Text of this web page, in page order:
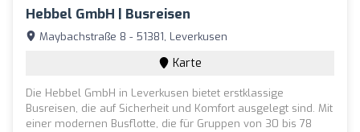
Hebbel GmbH | Busreisen
Maybachstraße 8 - 51381, Leverkusen
Karte
Die Hebbel GmbH in Leverkusen bietet erstklassige
Busreisen, die auf Sicherheit und Komfort ausgelegt sind. Mit
einer modernen Busflotte, die für Gruppen von 30 bis 78